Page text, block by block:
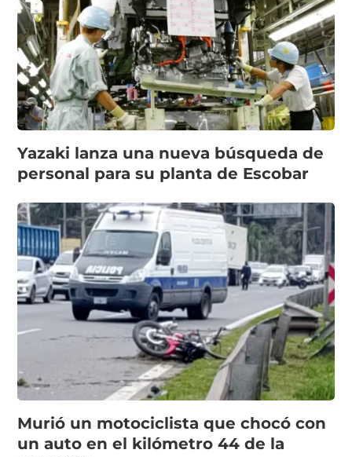
Yazaki lanza una nueva búsqueda de
personal para su planta de Escobar
Murió un motociclista que chocó con
un auto en el kilómetro 44 de la